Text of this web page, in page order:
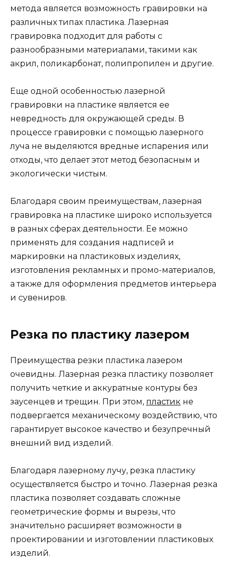
метода является возможность гравировки на
различных типах пластика. Лазерная
гравировка подходит для работы с
разнообразными материалами, такими как
акрил, поликарбонат, полипропилен и другие.
Еще одной особенностью лазерной
гравировки на пластике является ее
невредность для окружающей среды. В
процессе гравировки с помощью лазерного
луча не выделяются вредные испарения или
отходы, что делает этот метод безопасным и
экологически чистым.
Благодаря своим преимуществам, лазерная
гравировка на пластике широко используется
в разных сферах деятельности. Ее можно
применять для создания надписей и
маркировки на пластиковых изделиях,
изготовления рекламных и промо-материалов,
а также для оформления предметов интерьера
и сувениров.
Резка по пластику лазером
Преимущества резки пластика лазером
очевидны. Лазерная резка пластику позволяет
получить четкие и аккуратные контуры без
заусенцев и трещин. При этом, пластик не
подвергается механическому воздействию, что
гарантирует высокое качество и безупречный
внешний вид изделий.
Благодаря лазерному лучу, резка пластику
осуществляется быстро и точно. Лазерная резка
пластика позволяет создавать сложные
геометрические формы и вырезы, что
значительно расширяет возможности в
проектировании и изготовлении пластиковых
изделий.